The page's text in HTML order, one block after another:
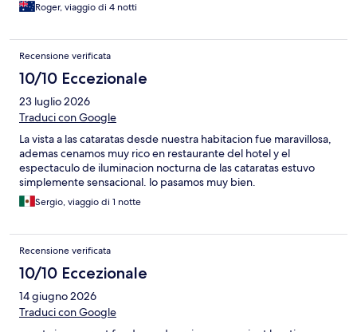
Roger, viaggio di 4 notti
Recensione verificata
10/10 Eccezionale
23 luglio 2026
Traduci con Google
La vista a las cataratas desde nuestra habitacion fue maravillosa,
ademas cenamos muy rico en restaurante del hotel y el
espectaculo de iluminacion nocturna de las cataratas estuvo
simplemente sensacional. lo pasamos muy bien.
Sergio, viaggio di 1 notte
Recensione verificata
10/10 Eccezionale
14 giugno 2026
Traduci con Google